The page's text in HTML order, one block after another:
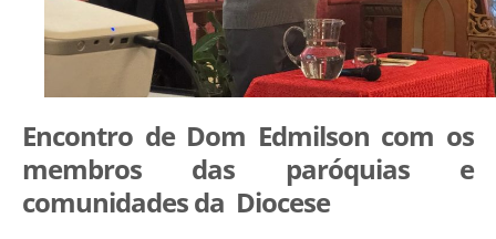
Encontro de Dom Edmilson com os
membros das paróquias e
comunidades da Diocese